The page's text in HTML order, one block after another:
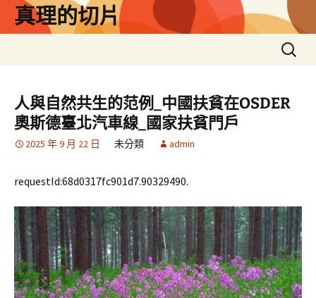
真理的切片
搜
尋
字:
人與自然共生的范例_中國扶貧在OSDER
奧斯德臺北汽車線_國家扶貧門戶
2025 年 9 月 22 日 未分類 admin
requestId:68d0317fc901d7.90329490.